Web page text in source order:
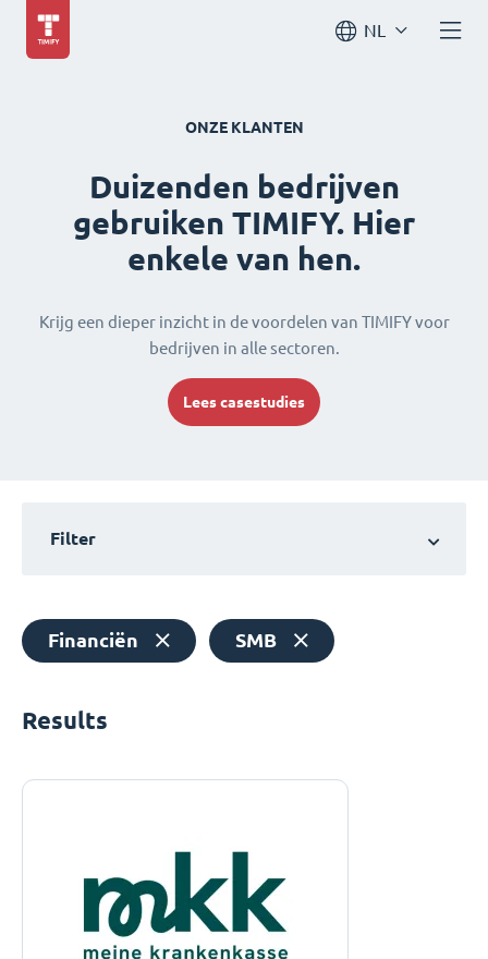
NL
ONZE KLANTEN
Duizenden bedrijven
gebruiken TIMIFY. Hier
enkele van hen.
Krijg een dieper inzicht in de voordelen van TIMIFY voor
bedrijven in alle sectoren.
Lees casestudies
Filter
Financiën SMB
Results